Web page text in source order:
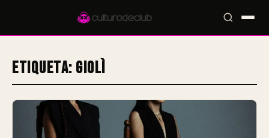
Accesos rápidos:🎪 Eventos🎤 Artistas📍 Locales📰 Radar
Etiqueta: Giolì